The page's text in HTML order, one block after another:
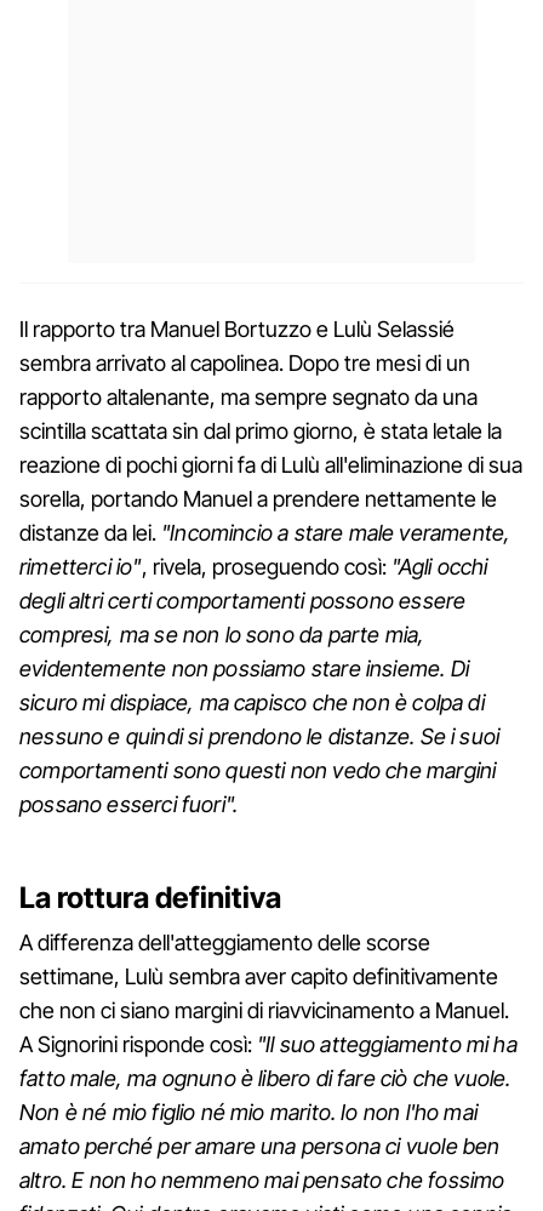
Il rapporto tra Manuel Bortuzzo e Lulù Selassié
sembra arrivato al capolinea. Dopo tre mesi di un
rapporto altalenante, ma sempre segnato da una
scintilla scattata sin dal primo giorno, è stata letale la
reazione di pochi giorni fa di Lulù all'eliminazione di sua
sorella, portando Manuel a prendere nettamente le
distanze da lei. "Incomincio a stare male veramente,
rimetterci io", rivela, proseguendo così: "Agli occhi
degli altri certi comportamenti possono essere
compresi, ma se non lo sono da parte mia,
evidentemente non possiamo stare insieme. Di
sicuro mi dispiace, ma capisco che non è colpa di
nessuno e quindi si prendono le distanze. Se i suoi
comportamenti sono questi non vedo che margini
possano esserci fuori".
La rottura definitiva
A differenza dell'atteggiamento delle scorse
settimane, Lulù sembra aver capito definitivamente
che non ci siano margini di riavvicinamento a Manuel.
A Signorini risponde così: "Il suo atteggiamento mi ha
fatto male, ma ognuno è libero di fare ciò che vuole.
Non è né mio figlio né mio marito. Io non l'ho mai
amato perché per amare una persona ci vuole ben
altro. E non ho nemmeno mai pensato che fossimo